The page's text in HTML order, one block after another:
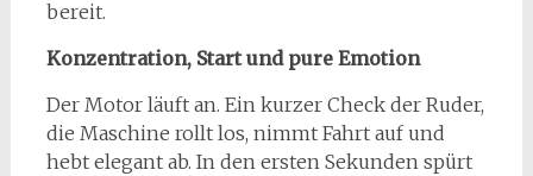
bereit.
Konzentration, Start und pure Emotion
Der Motor läuft an. Ein kurzer Check der Ruder,
die Maschine rollt los, nimmt Fahrt auf und
hebt elegant ab. In den ersten Sekunden spürt